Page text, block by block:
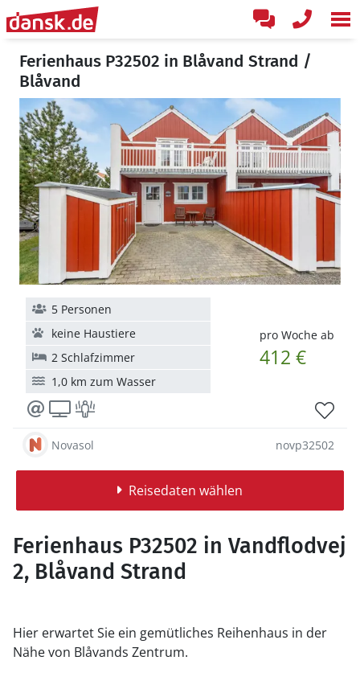
Ferienhaus P32502 in Blåvand Strand /
Blåvand
pro Woche ab
412 €
5 Personen
keine Haustiere
2 Schlafzimmer
1,0 km zum Wasser
Novasol novp32502
Reisedaten wählen
Ferienhaus P32502 in Vandflodvej
2, Blåvand Strand
Hier erwartet Sie ein gemütliches Reihenhaus in der
Nähe von Blåvands Zentrum.